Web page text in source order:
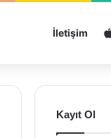
İletişim
Kayıt Ol